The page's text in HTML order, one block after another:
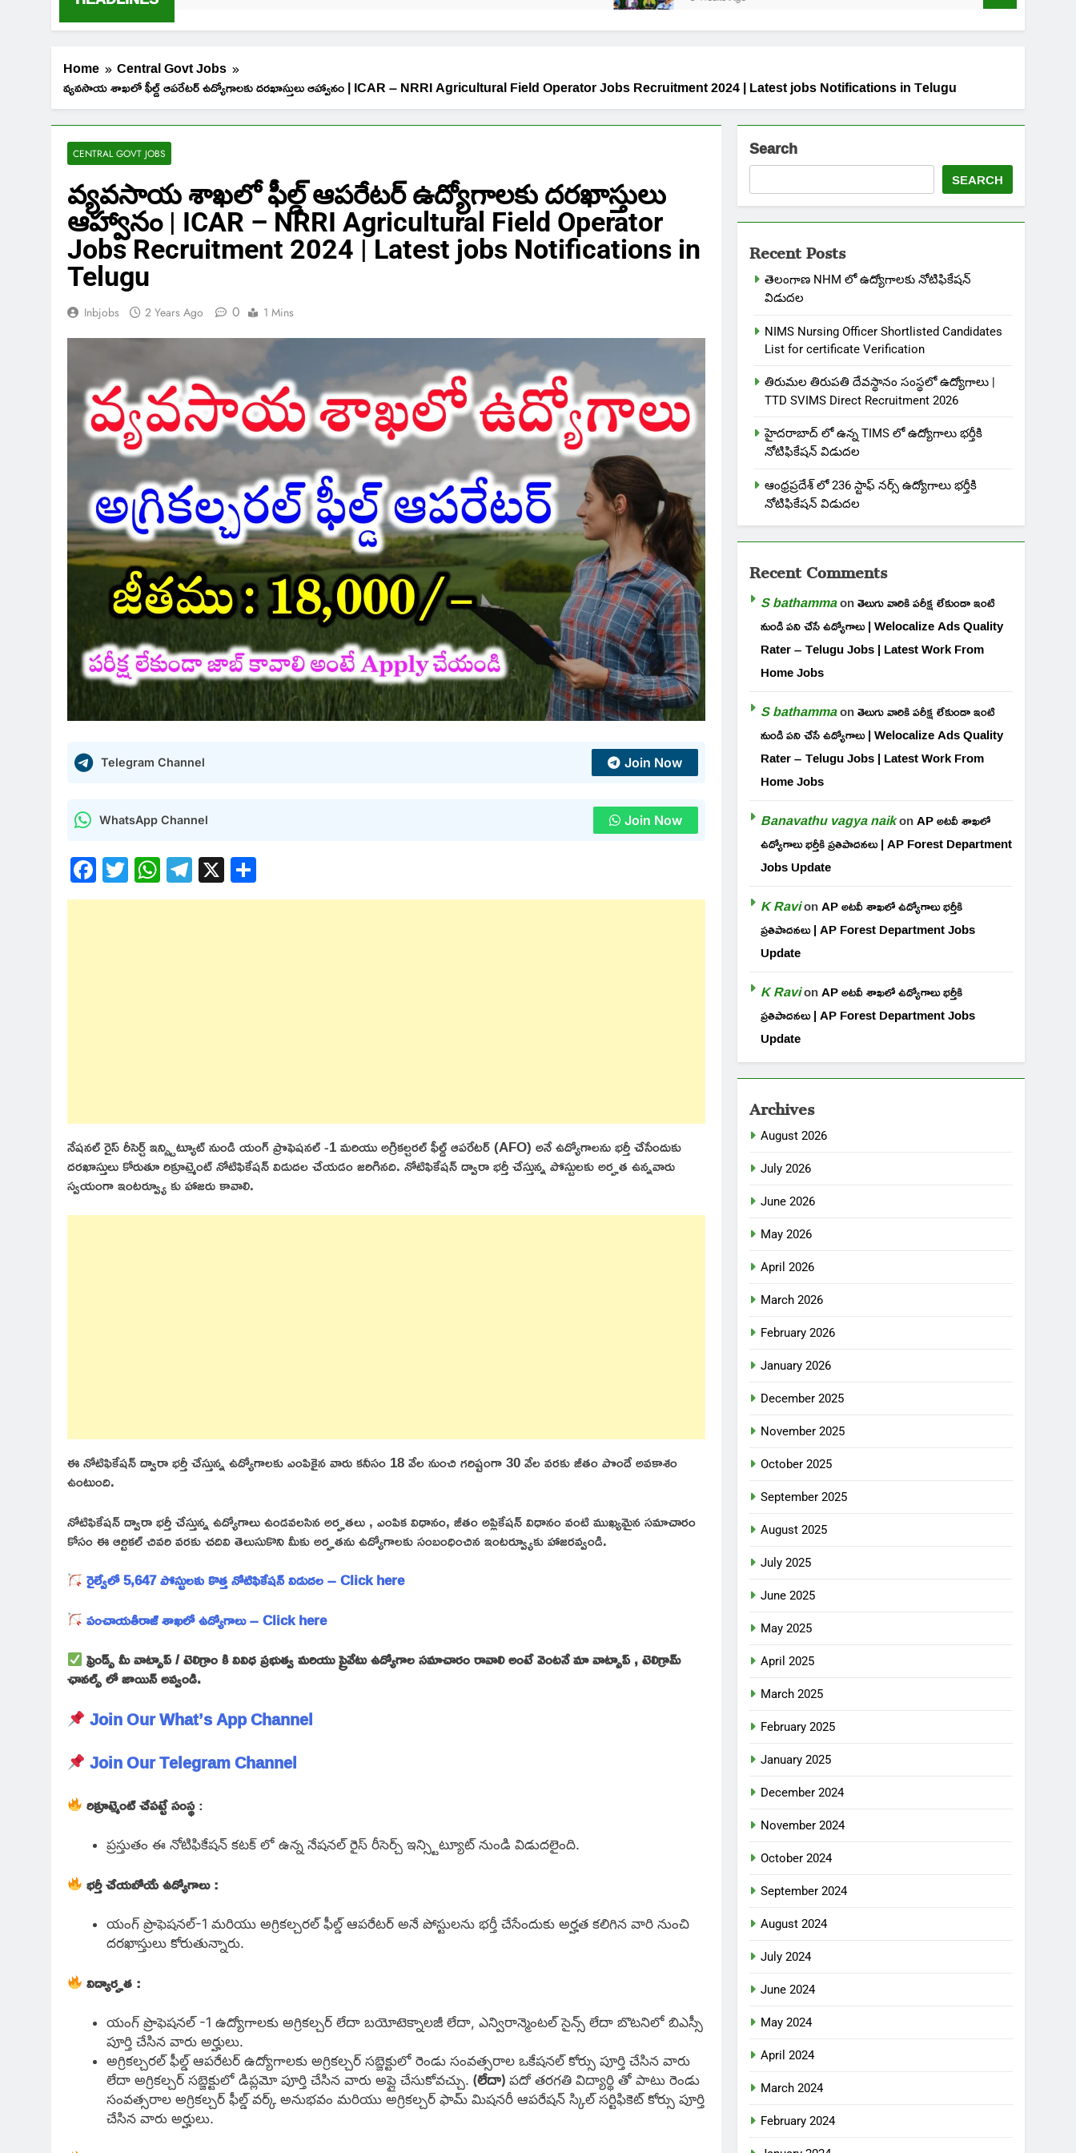
Home
Central Govt Jobs
వ్యవసాయ శాఖలో ఫీల్డ్ ఆపరేటర్ ఉద్యోగాలకు దరఖాస్తులు ఆహ్వానం | ICAR – NRRI Agricultural Field Operator Jobs Recruitment 2024 | Latest jobs Notifications in Telugu
CENTRAL GOVT JOBS
వ్యవసాయ శాఖలో ఫీల్డ్ ఆపరేటర్ ఉద్యోగాలకు దరఖాస్తులు
ఆహ్వానం | ICAR – NRRI Agricultural Field Operator
Jobs Recruitment 2024 | Latest jobs Notifications in
Telugu
Inbjobs 2 Years Ago 0 1 Mins
Telegram Channel Join Now
WhatsApp Channel Join Now
Facebook
Twitter
WhatsApp
Telegram
X
నేషనల్ రైస్ రీసెర్చ్ ఇన్స్టిట్యూట్ నుండి యంగ్ ప్రొఫెషనల్ -1 మరియు అగ్రికల్చరల్ ఫీల్డ్ ఆపరేటర్ (AFO) అనే ఉద్యోగాలను భర్తీ చేసేందుకు
దరఖాస్తులు కోరుతూ రిక్రూట్మెంట్ నోటిఫికేషన్ విడుదల చేయడం జరిగినది. నోటిఫికేషన్ ద్వారా భర్తీ చేస్తున్న పోస్టులకు అర్హత ఉన్నవారు
స్వయంగా ఇంటర్వ్యూ కు హాజరు కావాలి.
ఈ నోటిఫికేషన్ ద్వారా భర్తీ చేస్తున్న ఉద్యోగాలకు ఎంపికైన వారు కనీసం 18 వేల నుంచి గరిష్టంగా 30 వేల వరకు జీతం పొందే అవకాశం
ఉంటుంది.
నోటిఫికేషన్ ద్వారా భర్తీ చేస్తున్న ఉద్యోగాలు ఉండవలసిన అర్హతలు , ఎంపిక విధానం, జీతం అప్లికేషన్ విధానం వంటి ముఖ్యమైన సమాచారం
కోసం ఈ ఆర్టికల్ చివరి వరకు చదివి తెలుసుకొని మీకు అర్హతను ఉద్యోగాలకు సంబంధించిన ఇంటర్వ్యూకు హాజరవ్వండి.
రైల్వేలో 5,647 పోస్టులకు కొత్త నోటిఫికేషన్ విడుదల – Click here
పంచాయతీరాజ్ శాఖలో ఉద్యోగాలు – Click here
ఫ్రెండ్స్ మీ వాట్సాప్ / టెలిగ్రాం కి వివిధ ప్రభుత్వ మరియు ప్రైవేటు ఉద్యోగాల సమాచారం రావాలి అంటే వెంటనే మా వాట్సాప్ , టెలిగ్రామ్
ఛానల్స్ లో జాయిన్ అవ్వండి.
Join Our What’s App Channel
Join Our Telegram Channel
రిక్రూట్మెంట్ చేపట్టే సంస్థ:
ప్రస్తుతం ఈ నోటిఫికేషన్ కటక్ లో ఉన్న నేషనల్ రైస్ రీసెర్చ్ ఇన్స్టిట్యూట్ నుండి విడుదలైంది.
భర్తీ చేయబోయే ఉద్యోగాలు :
యంగ్ ప్రొఫెషనల్-1 మరియు అగ్రికల్చరల్ ఫీల్డ్ ఆపరేటర్ అనే పోస్టులను భర్తీ చేసేందుకు అర్హత కలిగిన వారి నుంచి
దరఖాస్తులు కోరుతున్నారు.
విద్యార్హత :
యంగ్ ప్రొఫెషనల్ -1 ఉద్యోగాలకు అగ్రికల్చర్ లేదా బయోటెక్నాలజీ లేదా, ఎన్విరాన్మెంటల్ సైన్స్ లేదా బొటనిలో బిఎస్సీ
పూర్తి చేసిన వారు అర్హులు.
అగ్రికల్చరల్ ఫీల్డ్ ఆపరేటర్ ఉద్యోగాలకు అగ్రికల్చర్ సబ్జెక్టులో రెండు సంవత్సరాల ఒకేషనల్ కోర్సు పూర్తి చేసిన వారు
లేదా అగ్రికల్చర్ సబ్జెక్టులో డిప్లమో పూర్తి చేసిన వారు అప్లై చేసుకోవచ్చు. (లేదా) పదో తరగతి విద్యార్థి తో పాటు రెండు
సంవత్సరాల అగ్రికల్చర్ ఫీల్డ్ వర్క్ అనుభవం మరియు అగ్రికల్చర్ ఫామ్ మిషనరీ ఆపరేషన్ స్కిల్ సర్టిఫికెట్ కోర్సు పూర్తి
చేసిన వారు అర్హులు.
Search
SEARCH
Recent Posts
తెలంగాణ NHM లో ఉద్యోగాలకు నోటిఫికేషన్
విడుదల
NIMS Nursing Officer Shortlisted Candidates
List for certificate Verification
తిరుమల తిరుపతి దేవస్థానం సంస్థలో ఉద్యోగాలు |
TTD SVIMS Direct Recruitment 2026
హైదరాబాద్ లో ఉన్న TIMS లో ఉద్యోగాలు భర్తీకి
నోటిఫికేషన్ విడుదల
ఆంధ్రప్రదేశ్ లో 236 స్టాఫ్ నర్స్ ఉద్యోగాలు భర్తీకి
నోటిఫికేషన్ విడుదల
Recent Comments
S bathammaonతెలుగు వారికి పరీక్ష లేకుండా ఇంటి
నుండి పని చేసే ఉద్యోగాలు | Welocalize Ads Quality
Rater – Telugu Jobs | Latest Work From
Home Jobs
S bathammaonతెలుగు వారికి పరీక్ష లేకుండా ఇంటి
నుండి పని చేసే ఉద్యోగాలు | Welocalize Ads Quality
Rater – Telugu Jobs | Latest Work From
Home Jobs
Banavathu vagya naikonAP అటవీ శాఖలో
ఉద్యోగాలు భర్తీకి ప్రతిపాదనలు | AP Forest Department
Jobs Update
K RavionAP అటవీ శాఖలో ఉద్యోగాలు భర్తీకి
ప్రతిపాదనలు | AP Forest Department Jobs
Update
K RavionAP అటవీ శాఖలో ఉద్యోగాలు భర్తీకి
ప్రతిపాదనలు | AP Forest Department Jobs
Update
Archives
August 2026
July 2026
June 2026
May 2026
April 2026
March 2026
February 2026
January 2026
December 2025
November 2025
October 2025
September 2025
August 2025
July 2025
June 2025
May 2025
April 2025
March 2025
February 2025
January 2025
December 2024
November 2024
October 2024
September 2024
August 2024
July 2024
June 2024
May 2024
April 2024
March 2024
February 2024